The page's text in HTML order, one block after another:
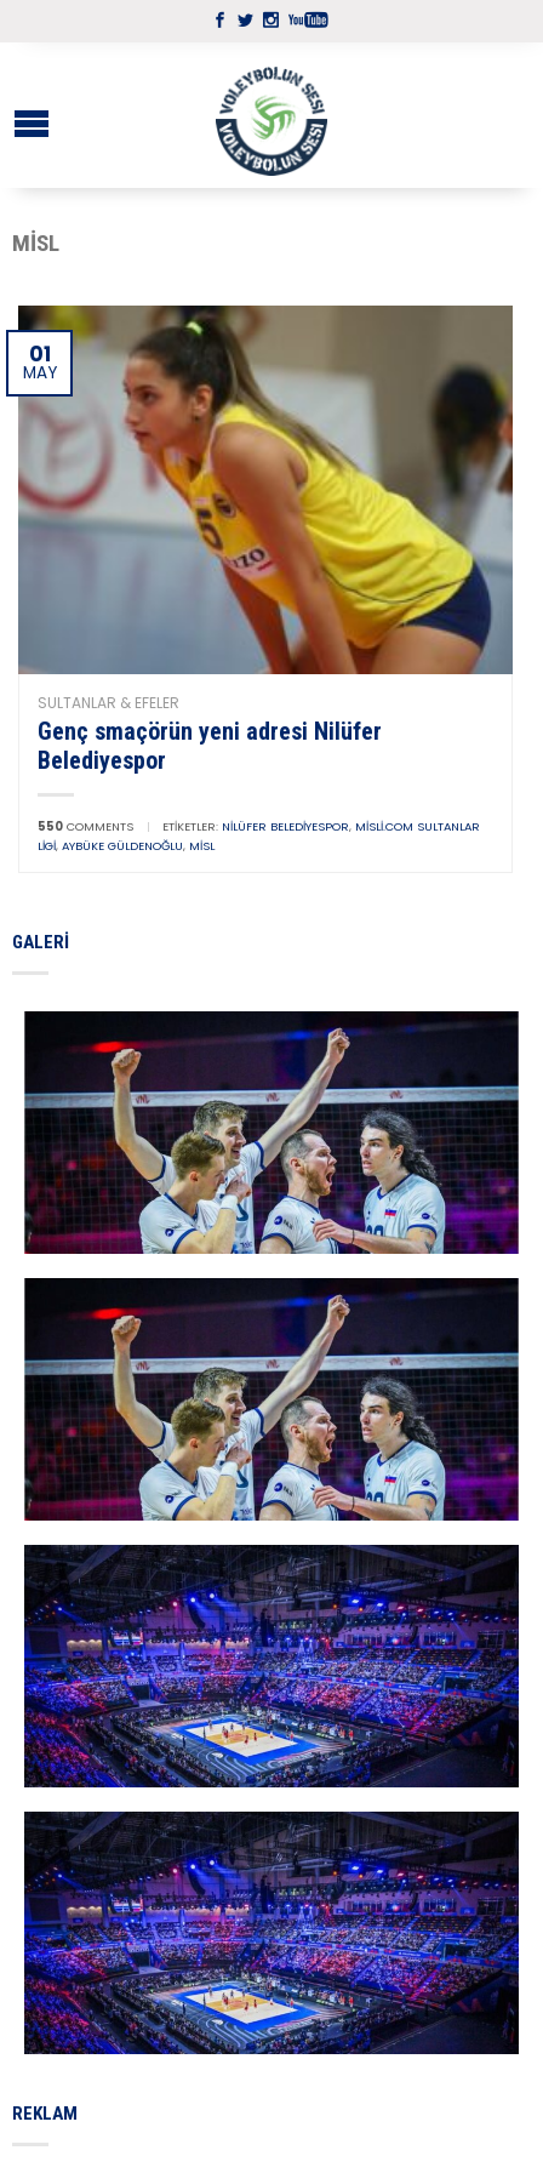
MISL
01
MAY
SULTANLAR & EFELER
Genç smaçörün yeni adresi Nilüfer
Belediyespor
550 COMMENTS | ETIKETLER: NILÜFER BELEDIYESPOR, MISLI.COM SULTANLAR
LIGI, AYBÜKE GÜLDENOĞLU, MISL
GALERI
REKLAM